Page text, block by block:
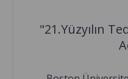
"21.Yüzyılın